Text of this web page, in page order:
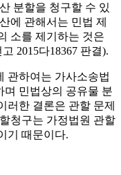
분할을 청구할 수 있
에 관해서는 민법 제
소를 제기하는 것은
2015다18367 판결).
관하여는 가사소송법
며 민법상의 공유물 분
러한 결론은 관할 문제
청구는 가정법원 관할
기 때문이다.